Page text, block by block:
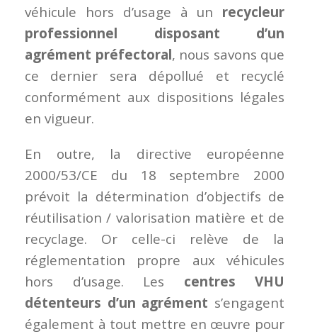
véhicule hors d’usage à un recycleur
professionnel disposant d’un
agrément préfectoral, nous savons que
ce dernier sera dépollué et recyclé
conformément aux dispositions légales
en vigueur.
En outre, la directive européenne
2000/53/CE du 18 septembre 2000
prévoit la détermination d’objectifs de
réutilisation / valorisation matière et de
recyclage. Or celle-ci relève de la
réglementation propre aux véhicules
hors d’usage. Les centres VHU
détenteurs d’un agrément s’engagent
également à tout mettre en œuvre pour